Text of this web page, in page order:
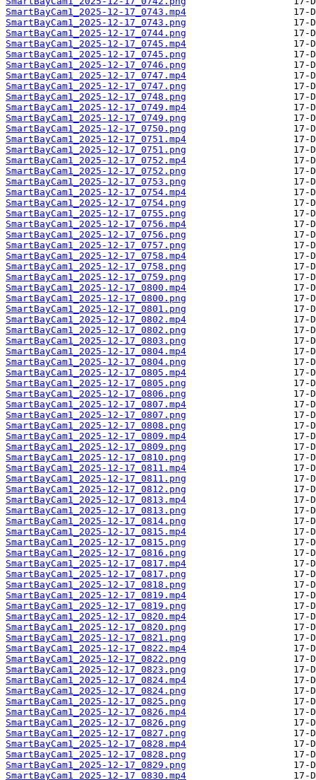
SmartBayCam1_2025-12-17_0743.mp4
SmartBayCam1_2025-12-17_0743.png
SmartBayCam1_2025-12-17_0744.png
SmartBayCam1_2025-12-17_0745.mp4
SmartBayCam1_2025-12-17_0745.png
SmartBayCam1_2025-12-17_0746.png
SmartBayCam1_2025-12-17_0747.mp4
SmartBayCam1_2025-12-17_0747.png
SmartBayCam1_2025-12-17_0748.png
SmartBayCam1_2025-12-17_0749.mp4
SmartBayCam1_2025-12-17_0749.png
SmartBayCam1_2025-12-17_0750.png
SmartBayCam1_2025-12-17_0751.mp4
SmartBayCam1_2025-12-17_0751.png
SmartBayCam1_2025-12-17_0752.mp4
SmartBayCam1_2025-12-17_0752.png
SmartBayCam1_2025-12-17_0753.png
SmartBayCam1_2025-12-17_0754.mp4
SmartBayCam1_2025-12-17_0754.png
SmartBayCam1_2025-12-17_0755.png
SmartBayCam1_2025-12-17_0756.mp4
SmartBayCam1_2025-12-17_0756.png
SmartBayCam1_2025-12-17_0757.png
SmartBayCam1_2025-12-17_0758.mp4
SmartBayCam1_2025-12-17_0758.png
SmartBayCam1_2025-12-17_0759.png
SmartBayCam1_2025-12-17_0800.mp4
SmartBayCam1_2025-12-17_0800.png
SmartBayCam1_2025-12-17_0801.png
SmartBayCam1_2025-12-17_0802.mp4
SmartBayCam1_2025-12-17_0802.png
SmartBayCam1_2025-12-17_0803.png
SmartBayCam1_2025-12-17_0804.mp4
SmartBayCam1_2025-12-17_0804.png
SmartBayCam1_2025-12-17_0805.mp4
SmartBayCam1_2025-12-17_0805.png
SmartBayCam1_2025-12-17_0806.png
SmartBayCam1_2025-12-17_0807.mp4
SmartBayCam1_2025-12-17_0807.png
SmartBayCam1_2025-12-17_0808.png
SmartBayCam1_2025-12-17_0809.mp4
SmartBayCam1_2025-12-17_0809.png
SmartBayCam1_2025-12-17_0810.png
SmartBayCam1_2025-12-17_0811.mp4
SmartBayCam1_2025-12-17_0811.png
SmartBayCam1_2025-12-17_0812.png
SmartBayCam1_2025-12-17_0813.mp4
SmartBayCam1_2025-12-17_0813.png
SmartBayCam1_2025-12-17_0814.png
SmartBayCam1_2025-12-17_0815.mp4
SmartBayCam1_2025-12-17_0815.png
SmartBayCam1_2025-12-17_0816.png
SmartBayCam1_2025-12-17_0817.mp4
SmartBayCam1_2025-12-17_0817.png
SmartBayCam1_2025-12-17_0818.png
SmartBayCam1_2025-12-17_0819.mp4
SmartBayCam1_2025-12-17_0819.png
SmartBayCam1_2025-12-17_0820.mp4
SmartBayCam1_2025-12-17_0820.png
SmartBayCam1_2025-12-17_0821.png
SmartBayCam1_2025-12-17_0822.mp4
SmartBayCam1_2025-12-17_0822.png
SmartBayCam1_2025-12-17_0823.png
SmartBayCam1_2025-12-17_0824.mp4
SmartBayCam1_2025-12-17_0824.png
SmartBayCam1_2025-12-17_0825.png
SmartBayCam1_2025-12-17_0826.mp4
SmartBayCam1_2025-12-17_0826.png
SmartBayCam1_2025-12-17_0827.png
SmartBayCam1_2025-12-17_0828.mp4
SmartBayCam1_2025-12-17_0828.png
SmartBayCam1_2025-12-17_0829.png
SmartBayCam1_2025-12-17_0830.mp4